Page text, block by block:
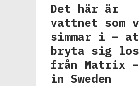
Det här är
vattnet som
simmar i –
bryta sig
från Matrix –
in Sweden